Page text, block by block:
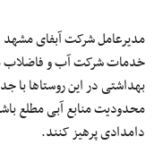
خدمات شرکت آب و فاضلاب
بهداشتی در این روستا‌ها با
محدودیت منابع آبی مطلع
دامدادی پرهیز کنند.